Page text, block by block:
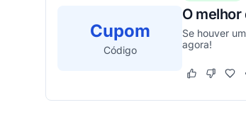
Cupom
Código
O
Se houver
agora!
Este cupom
Este